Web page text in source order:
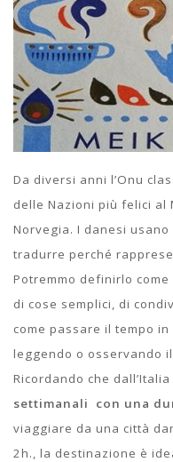
Da diversi anni l’Onu
delle Nazioni più felici al
Norvegia. I danesi
tradurre perché
Potremmo definirlo
di cose semplici, di
come passare il tempo
leggendo o osservando
Ricordando che
settimanali con una
viaggiare da una città
2h., la destinazione è